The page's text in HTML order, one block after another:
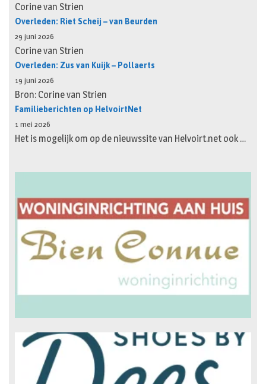
Corine van Strien
Overleden: Riet Scheij – van Beurden
29 juni 2026
Corine van Strien
Overleden: Zus van Kuijk – Pollaerts
19 juni 2026
Bron: Corine van Strien
Familieberichten op HelvoirtNet
1 mei 2026
Het is mogelijk om op de nieuwssite van Helvoirt.net ook …